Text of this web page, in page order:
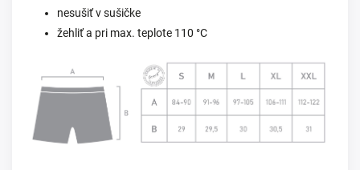
nesušiť v sušičke
žehliť a pri max. teplote 110 °C